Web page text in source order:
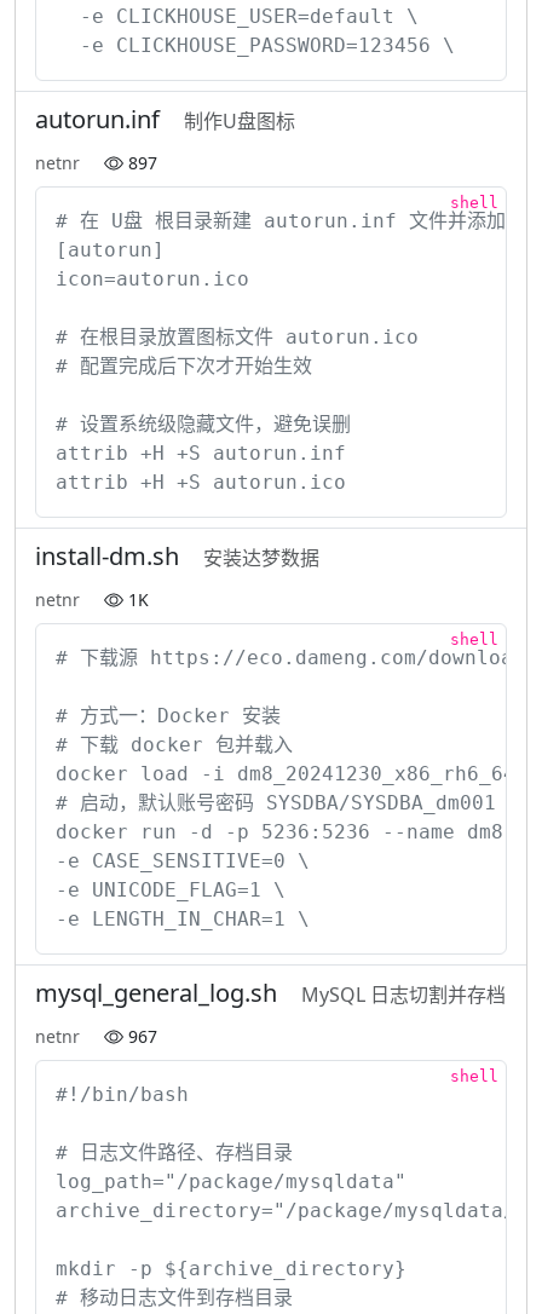
  -e CLICKHOUSE_USER=default \
  -e CLICKHOUSE_PASSWORD=123456 \
autorun.inf 制作U盘图标
netnr 897
# 在 U盘 根目录新建 autorun.inf 文件并添加如
[autorun]
icon=autorun.ico
# 在根目录放置图标文件 autorun.ico
# 配置完成后下次才开始生效
# 设置系统级隐藏文件，避免误删
attrib +H +S autorun.inf
attrib +H +S autorun.ico
install-dm.sh 安装达梦数据
netnr 1K
# 下载源 https://eco.dameng.com/download/
# 方式一：Docker 安装
# 下载 docker 包并载入
docker load -i
# 启动，默认账号密码 SYSDBA/
docker run -d -p 5236:5236 --name
-e CASE_SENSITIVE=0 \
-e UNICODE_FLAG=1 \
-e LENGTH_IN_CHAR=1 \
mysql_general_log.sh MySQL 日志切割并存档
netnr 967
#!/bin/bash
# 日志文件路径、存档目录
log_path="/package/mysqldata"
archive_directory="/package/mysqldata/
mkdir -p ${archive_directory}
# 移动日志文件到存档目录